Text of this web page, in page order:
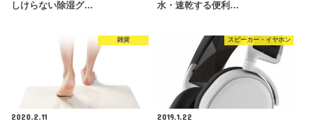
しけらない除湿グ…
水・速乾する便利…
雑貨
2020.2.11
スピーカー・イヤホン
2019.1.22